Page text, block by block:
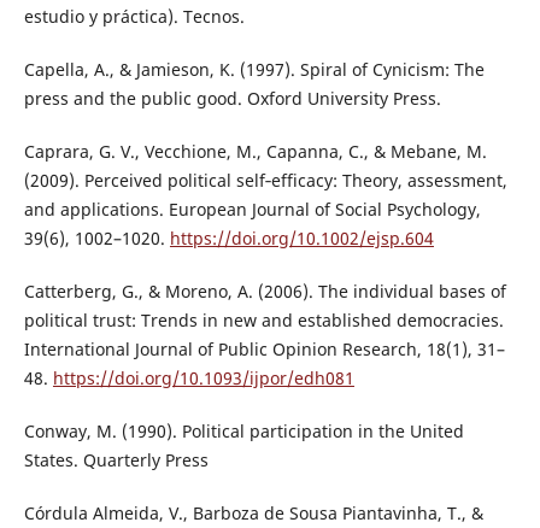
estudio y práctica). Tecnos.
Capella, A., & Jamieson, K. (1997). Spiral of Cynicism: The
press and the public good. Oxford University Press.
Caprara, G. V., Vecchione, M., Capanna, C., & Mebane, M.
(2009). Perceived political self‐efficacy: Theory, assessment,
and applications. European Journal of Social Psychology,
39(6), 1002–1020. https://doi.org/10.1002/ejsp.604
Catterberg, G., & Moreno, A. (2006). The individual bases of
political trust: Trends in new and established democracies.
International Journal of Public Opinion Research, 18(1), 31–
48. https://doi.org/10.1093/ijpor/edh081
Conway, M. (1990). Political participation in the United
States. Quarterly Press
Córdula Almeida, V., Barboza de Sousa Piantavinha, T., &